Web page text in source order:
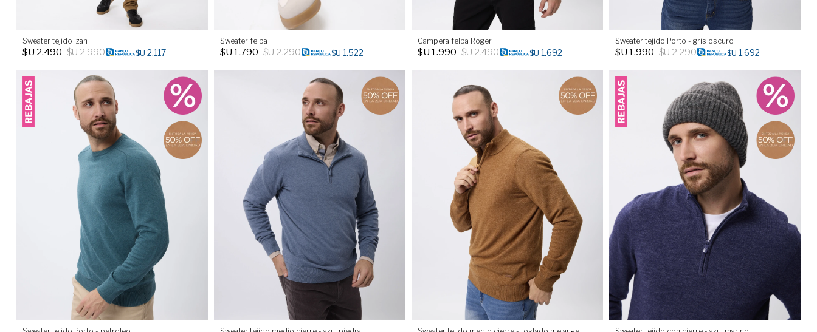
Sweater tejido Izan
$U 2.490 $U2.990 $U 2.117
Sweater felpa
$U 1.790 $U2.290 $U 1.522
Campera felpa Roger
$U 1.990 $U2.490 $U 1.692
Sweater tejido Porto - gris oscuro
$U 1.990 $U2.290 $U 1.692